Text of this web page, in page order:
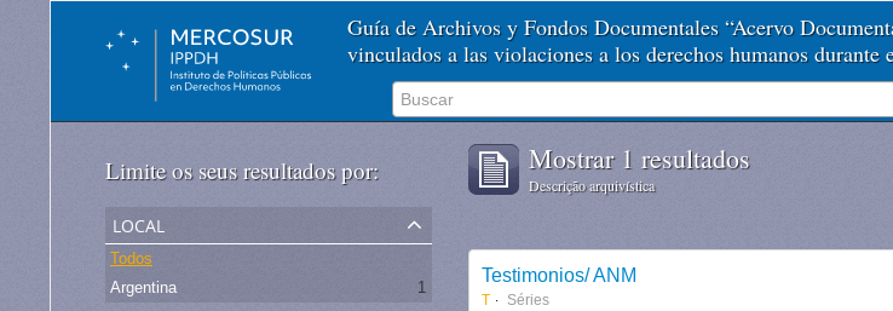
Guía de Archivos y Fondos Documentales “Acervo
vinculados a las violaciones a los derechos humanos durante
Limite os seus resultados por:
local
Todos
Argentina
1
Mostrar 1 resultados
Descrição arquivística
Testimonios/ ANM
T Séries